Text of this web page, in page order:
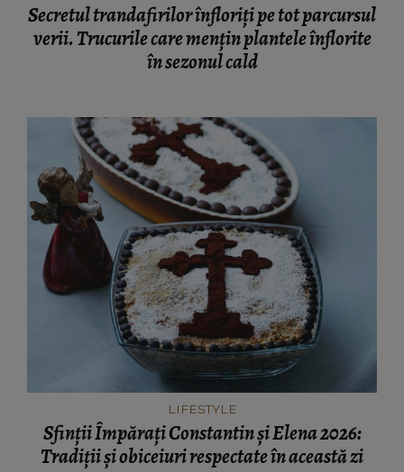
Secretul trandafirilor înfloriți pe tot parcursul
verii. Trucurile care mențin plantele înflorite
în sezonul cald
LIFESTYLE
Sfinții Împărați Constantin și Elena 2026:
Tradiții și obiceiuri respectate în această zi